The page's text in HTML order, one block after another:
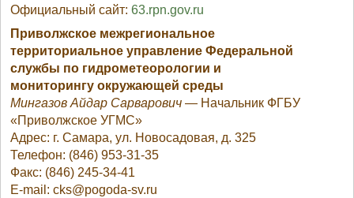
Официальный сайт:63.rpn.gov.ru
Приволжское межрегиональное
территориальное управление Федеральной
службы по гидрометеорологии и
мониторингу окружающей среды
Мингазов Айдар Сарварович — Начальник ФГБУ
«Приволжское УГМС»
Адрес: г. Самара, ул. Новосадовая, д. 325
Телефон: (846) 953-31-35
Факс: (846) 245-34-41
Е-mail: cks@pogoda-sv.ru